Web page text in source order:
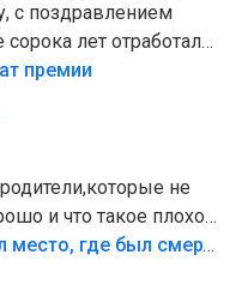
с поздравлением
лет отработали
премии
не
и что такое плохо!
безумия,есть же
«Попал на пику»: СК показал место, где был смертельно травмирован ребенок в Тольятти